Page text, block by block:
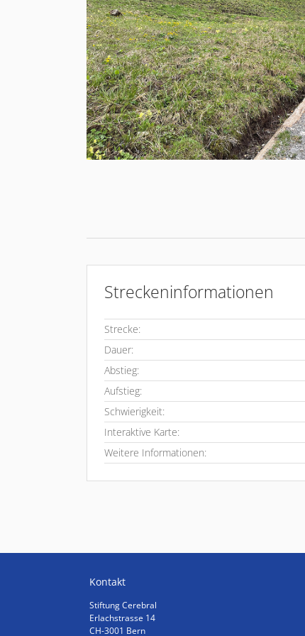
Streckeninformationen
Strecke:
Dauer:
Abstieg:
Aufstieg:
Schwierigkeit:
Interaktive Karte:
Weitere Informationen:
Kontakt
Stiftung Cerebral
Erlachstrasse 14
CH-3001 Bern